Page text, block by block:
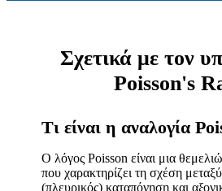
Σχετικά με τον
Poisson's
Τι είναι η αναλογία
Ο λόγος Poisson είναι μια
που χαρακτηρίζει τη σχέση
(πλευρικός) καταπόνηση και